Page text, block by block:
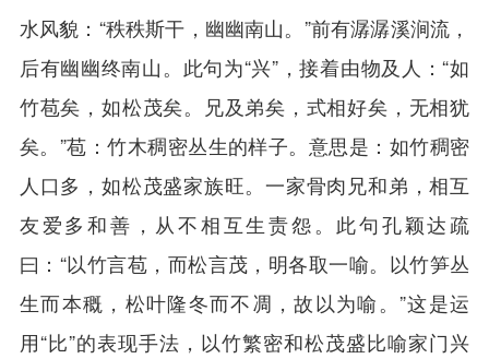
水风貌：“秩秩斯干，幽幽南山。”前有潺潺溪涧流，
后有幽幽终南山。此句为“兴”，接着由物及人：“如
竹苞矣，如松茂矣。兄及弟矣，式相好矣，无相犹
矣。”苞：竹木稠密丛生的样子。意思是：如竹稠密
人口多，如松茂盛家族旺。一家骨肉兄和弟，相互
友爱多和善，从不相互生责怨。此句孔颖达疏
曰：“以竹言苞，而松言茂，明各取一喻。以竹笋丛
生而本穊，松叶隆冬而不凋，故以为喻。”这是运
用“比”的表现手法，以竹繁密和松茂盛比喻家门兴